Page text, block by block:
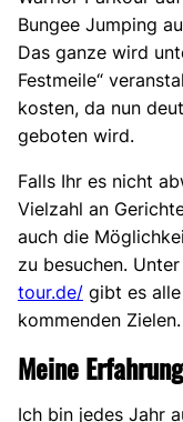
Bungee Jumping
Das ganze wird
Festmeile“
kosten, da nun
geboten wird.
Falls Ihr es nicht
Vielzahl an
auch die
zu besuchen.
tour.de/ gibt es
kommenden Zielen.
Meine
Ich bin jedes Jahr